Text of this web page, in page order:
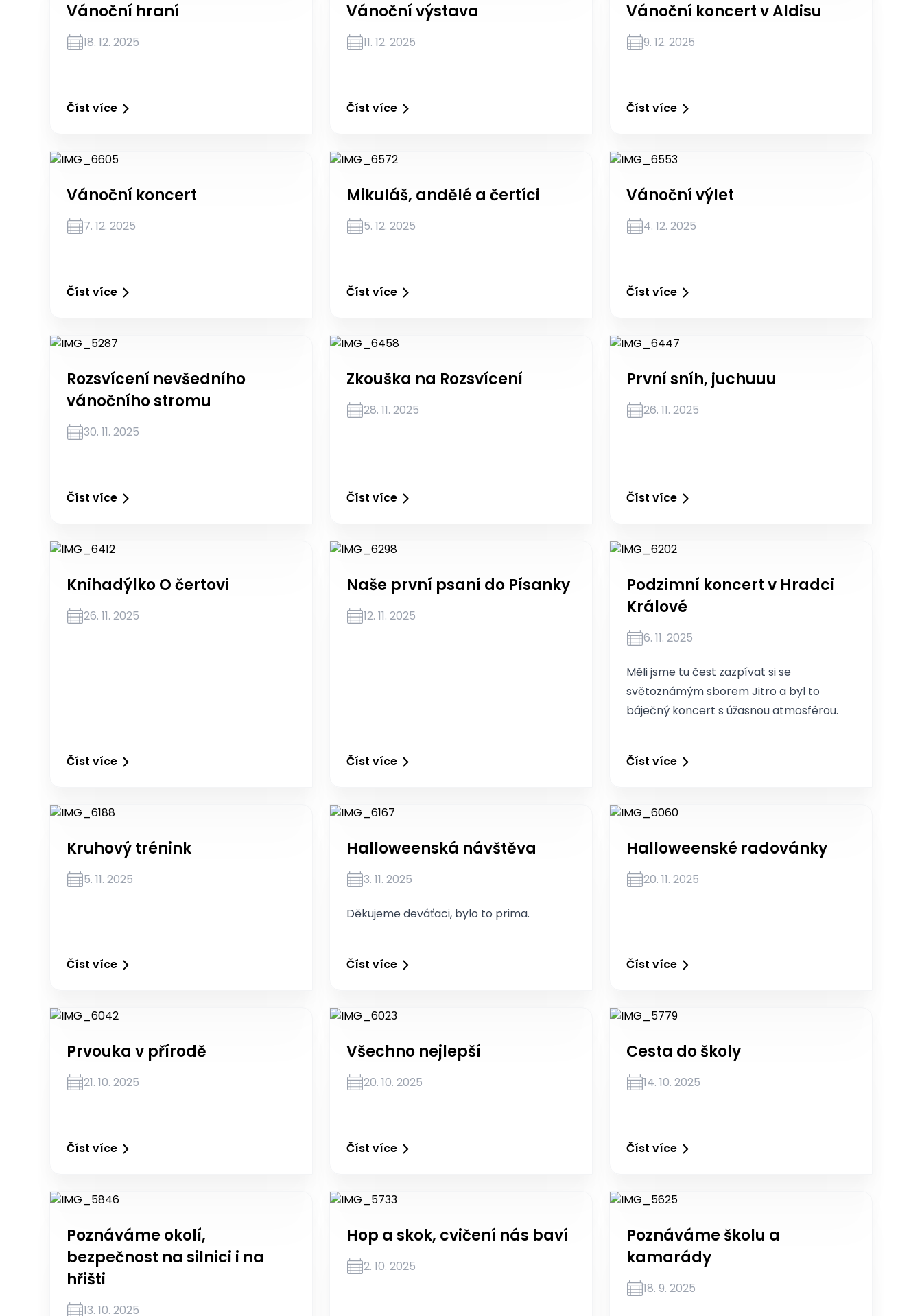
Vánoční hraní
18. 12. 2025
Číst více
Vánoční výstava
11. 12. 2025
Číst více
Vánoční koncert v Aldisu
9. 12. 2025
Číst více
Vánoční koncert
7. 12. 2025
Číst více
Mikuláš, andělé a čertíci
5. 12. 2025
Číst více
Vánoční výlet
4. 12. 2025
Číst více
Rozsvícení nevšedního
vánočního stromu
30. 11. 2025
Číst více
Zkouška na Rozsvícení
28. 11. 2025
Číst více
První sníh, juchuuu
26. 11. 2025
Číst více
Knihadýlko O čertovi
26. 11. 2025
Číst více
Naše první psaní do Písanky
12. 11. 2025
Číst více
Podzimní koncert v Hradci
Králové
6. 11. 2025
Měli jsme tu čest zazpívat si se
světoznámým sborem Jitro a byl to
báječný koncert s úžasnou atmosférou.
Číst více
Kruhový trénink
5. 11. 2025
Číst více
Halloweenská návštěva
3. 11. 2025
Děkujeme deváťaci, bylo to prima.
Číst více
Halloweenské radovánky
20. 11. 2025
Číst více
Prvouka v přírodě
21. 10. 2025
Číst více
Všechno nejlepší
20. 10. 2025
Číst více
Cesta do školy
14. 10. 2025
Číst více
Poznáváme okolí,
bezpečnost na silnici i na
hřišti
13. 10. 2025
Hop a skok, cvičení nás baví
2. 10. 2025
Poznáváme školu a
kamarády
18. 9. 2025